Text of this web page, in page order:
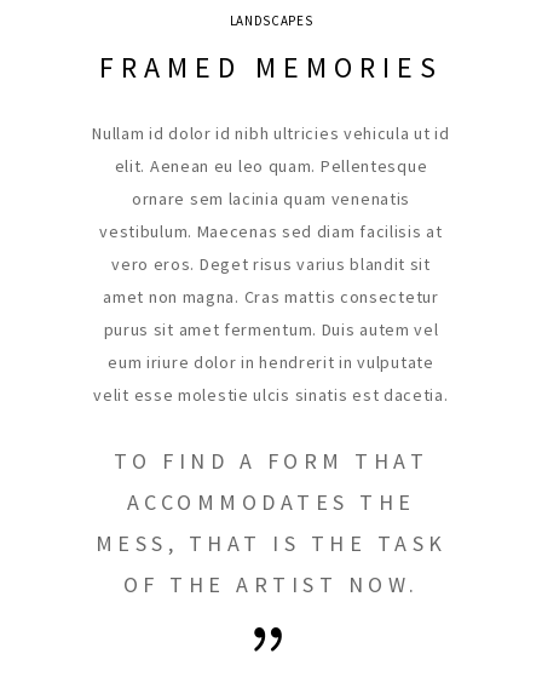
LANDSCAPES
FRAMED MEMORIES
Nullam id dolor id nibh ultricies vehicula ut id
elit. Aenean eu leo quam. Pellentesque
ornare sem lacinia quam venenatis
vestibulum. Maecenas sed diam facilisis at
vero eros. Deget risus varius blandit sit
amet non magna. Cras mattis consectetur
purus sit amet fermentum. Duis autem vel
eum iriure dolor in hendrerit in vulputate
velit esse molestie ulcis sinatis est dacetia.
TO FIND A FORM THAT
ACCOMMODATES THE
MESS, THAT IS THE TASK
OF THE ARTIST NOW.